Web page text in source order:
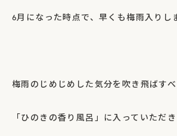
6月になった時点で、早くも梅雨入りし
梅雨のじめじめした気分を吹き飛ばすべ
「ひのきの香り風呂」に入っていただ